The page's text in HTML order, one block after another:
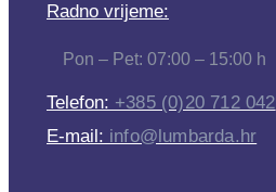
Radno vrijeme:
Pon – Pet: 07:00 – 15:00 h
Telefon: +385 (0)20 712 042
E-mail: info@lumbarda.hr